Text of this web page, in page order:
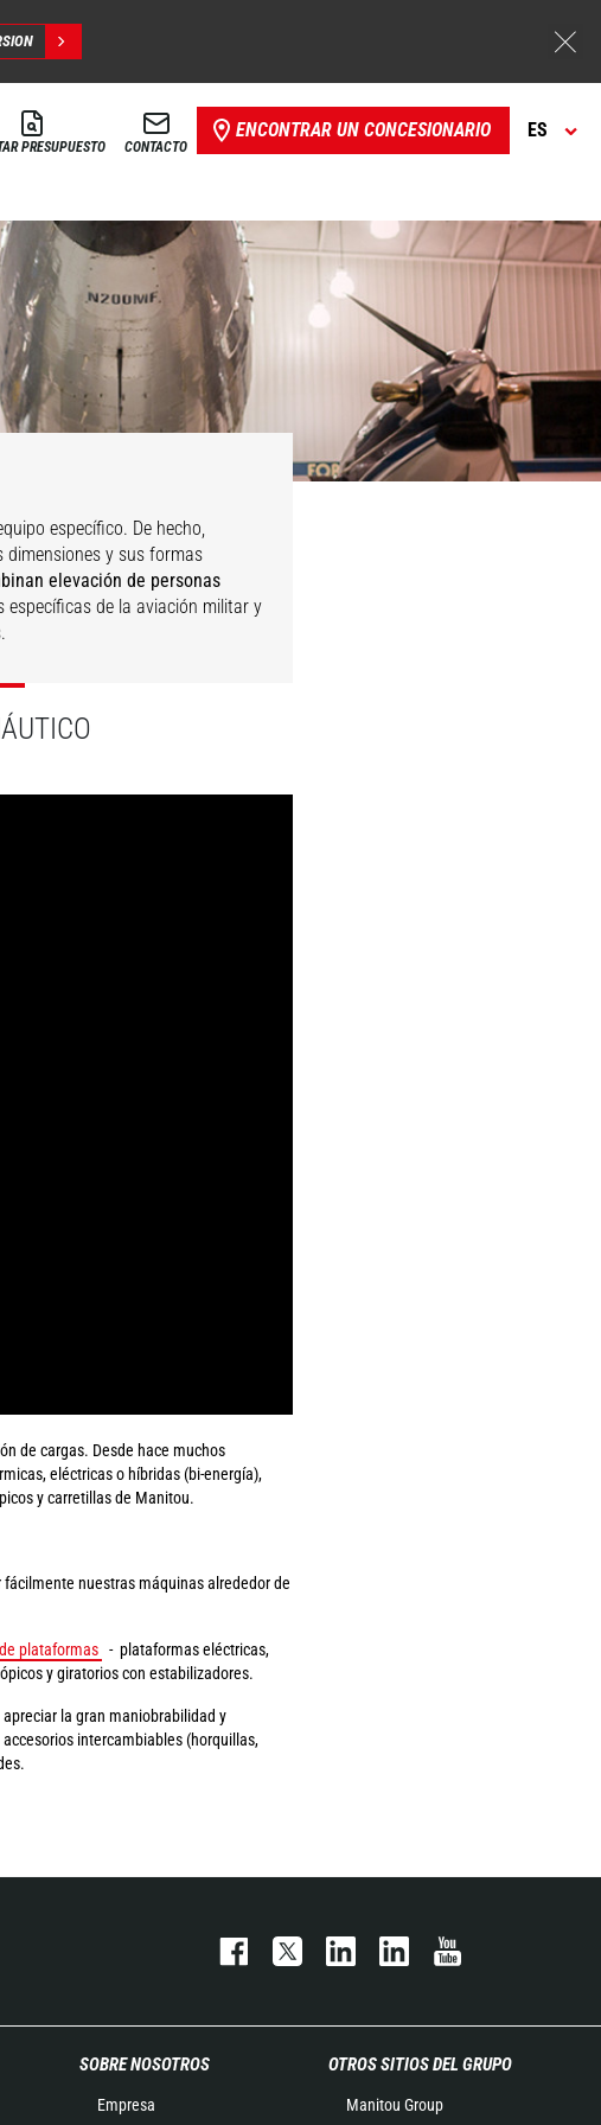
PRESUPUESTO CONTACTO
ENCONTRAR UN CONCESIONARIO ES
específico. De hecho,
dimensiones y sus formas
elevación de personas
específicas de la aviación militar y
de cargas. Desde hace muchos
eléctricas o híbridas (bi-energía),
y carretillas de Manitou.
nuestras máquinas alrededor de
plataformas - plataformas eléctricas,
y giratorios con estabilizadores.
la gran maniobrabilidad y
intercambiables (horquillas,
SOBRE NOSOTROS
Empresa
OTROS SITIOS DEL GRUPO
Manitou Group